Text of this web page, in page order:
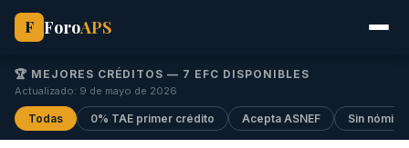
F ForoAPS
🏆 MEJORES CRÉDITOS — 7 EFC DISPONIBLES
Actualizado: 9 de mayo de 2026
Todas 0% TAE primer crédito Acepta ASNEF Sin nómina